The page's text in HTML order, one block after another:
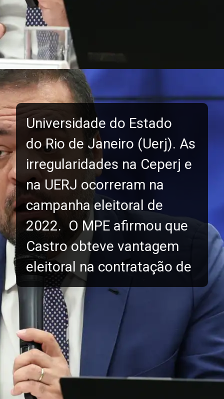
Universidade do Estado
do Rio de Janeiro (Uerj). As
irregularidades na Ceperj e
na UERJ ocorreram na
campanha eleitoral de
2022. O MPE afirmou que
Castro obteve vantagem
eleitoral na contratação de